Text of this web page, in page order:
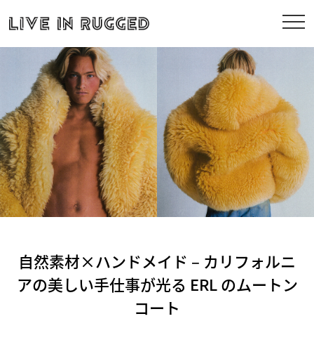
自然素材×ハンドメイド – カリフォルニ
アの美しい手仕事が光る ERL のムートン
コート